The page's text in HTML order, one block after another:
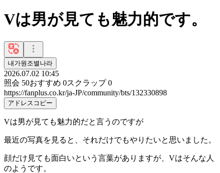
Vは男が見ても魅力的です。
내가원조별나라
2026.07.02 10:45
照会 50おすすめ 0スクラップ 0
https://fanplus.co.kr/ja-JP/community/bts/132330898
アドレスコピー
Vは男が見ても魅力的だと言うのですが
最近の写真を見ると、それだけでもやりたいと思いました。
顔だけ見ても面白いという言葉がありますが、Vはそんな人
のようです。